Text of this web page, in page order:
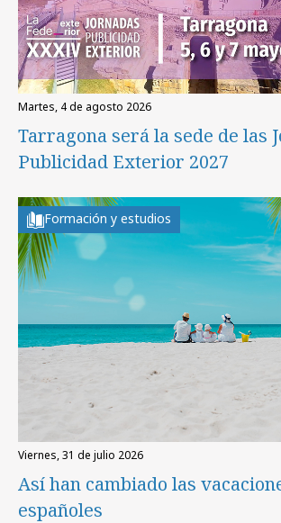
martes, 4 de agosto 2026
Tarragona será la sede de las
Publicidad Exterior 2027
Formación y estudios
viernes, 31 de julio 2026
Así han cambiado las
españoles